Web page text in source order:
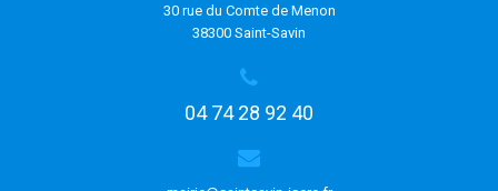
30 rue du Comte de Menon
38300 Saint-Savin
04 74 28 92 40